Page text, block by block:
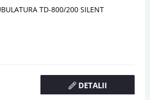
TD-800/200 SILENT
DETALII